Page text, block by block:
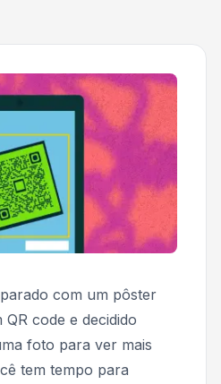
com um pôster
code e decidido
foto para ver mais
tem tempo para